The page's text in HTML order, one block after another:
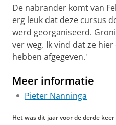
De nabrander komt van
erg leuk dat deze cursus
werd georganiseerd.
ver weg. Ik vind dat ze
hebben afgegeven.'
Meer informatie
Pieter Nanninga
Het was dit jaar voor de derde